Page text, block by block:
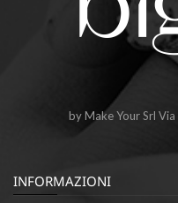
by Make Your Srl
INFORMAZIONI